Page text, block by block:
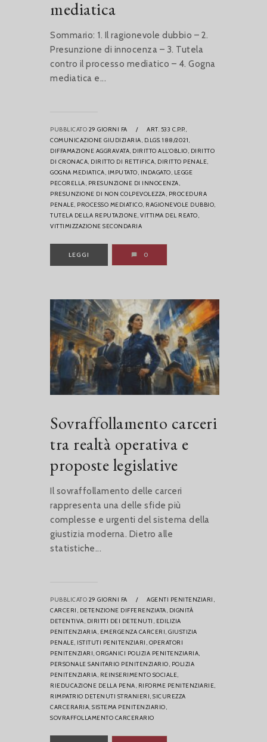
mediatica
Sommario: 1. Il ragionevole dubbio – 2.
Presunzione di innocenza – 3. Tutela
contro il processo mediatico – 4. Gogna
mediatica e...
PUBBLICATO 29 GIORNI FA /
ART. 533 C.P.P.,
COMUNICAZIONE GIUDIZIARIA, D.LGS. 188/2021,
DIFFAMAZIONE AGGRAVATA, DIRITTO ALL'OBLIO, DIRITTO
DI CRONACA, DIRITTO DI RETTIFICA, DIRITTO PENALE,
GOGNA MEDIATICA, IMPUTATO, INDAGATO, LEGGE
PECORELLA, PRESUNZIONE DI INNOCENZA,
PRESUNZIONE DI NON COLPEVOLEZZA, PROCEDURA
PENALE, PROCESSO MEDIATICO, RAGIONEVOLE DUBBIO,
TUTELA DELLA REPUTAZIONE, VITTIMA DEL REATO,
VITTIMIZZAZIONE SECONDARIA
LEGGI 0
Sovraffollamento carceri
tra realtà operativa e
proposte legislative
Il sovraffollamento delle carceri
rappresenta una delle sfide più
complesse e urgenti del sistema della
giustizia moderna. Dietro alle
statistiche...
PUBBLICATO 29 GIORNI FA /
AGENTI PENITENZIARI,
CARCERI, DETENZIONE DIFFERENZIATA, DIGNITÀ
DETENTIVA, DIRITTI DEI DETENUTI, EDILIZIA
PENITENZIARIA, EMERGENZA CARCERI, GIUSTIZIA
PENALE, ISTITUTI PENITENZIARI, OPERATORI
PENITENZIARI, ORGANICI POLIZIA PENITENZIARIA,
PERSONALE SANITARIO PENITENZIARIO, POLIZIA
PENITENZIARIA, REINSERIMENTO SOCIALE,
RIEDUCAZIONE DELLA PENA, RIFORME PENITENZIARIE,
RIMPATRIO DETENUTI STRANIERI, SICUREZZA
CARCERARIA, SISTEMA PENITENZIARIO,
SOVRAFFOLLAMENTO CARCERARIO